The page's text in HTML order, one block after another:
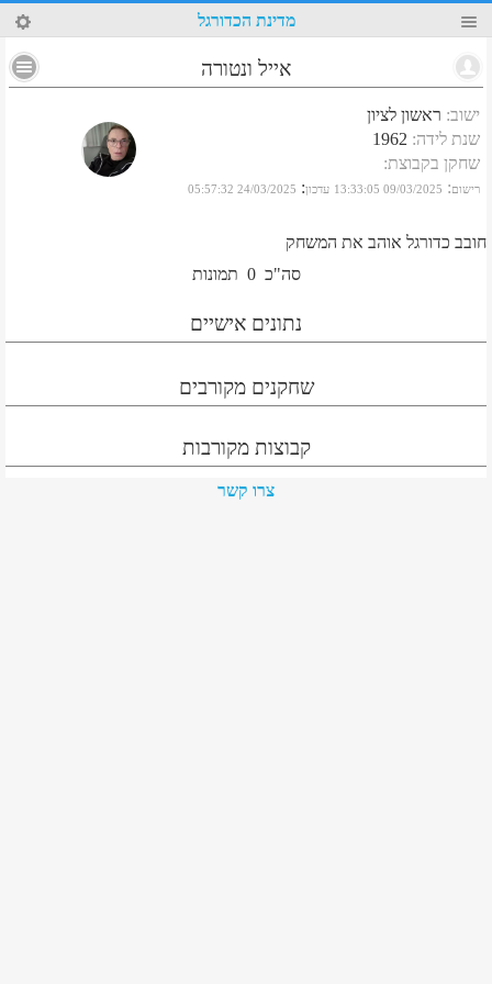
30 מדינת הכדורגל
אייל ונטורה
ישוב: ראשון לציון
שנת לידה:
1962
שחקן בקבוצת:
רישום:
09/03/2025 13:33:05 עדכון:
24/03/2025 05:57:32
חובב כדורגל אוהב את המשחק
סה"כ 0 תמונות
נתונים אישיים
שחקנים מקורבים
קבוצות מקורבות
צרו קשר